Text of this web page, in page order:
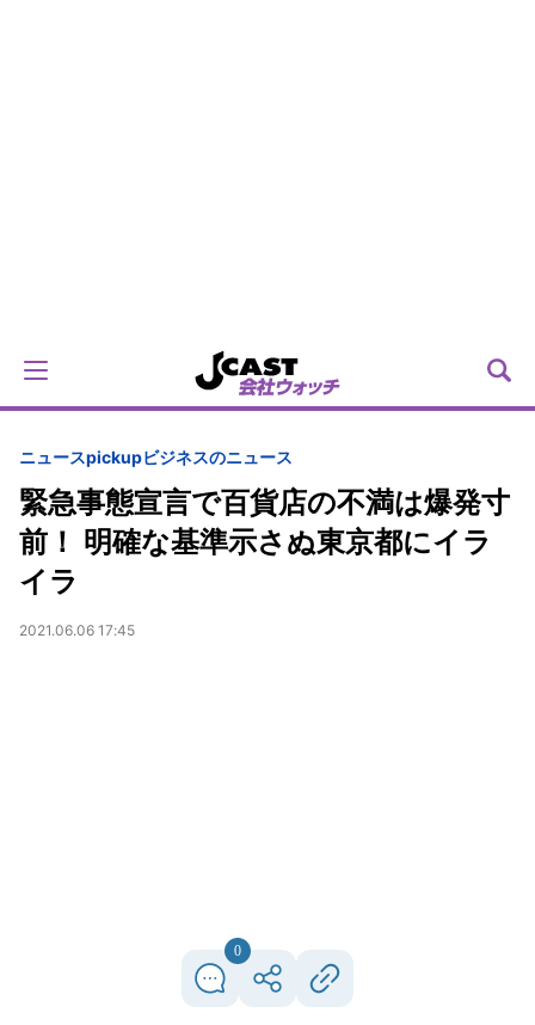
ニュースpickupビジネスのニュース
緊急事態宣言で百貨店の不満は爆発寸
前！ 明確な基準示さぬ東京都にイラ
イラ
2021.06.06 17:45
0